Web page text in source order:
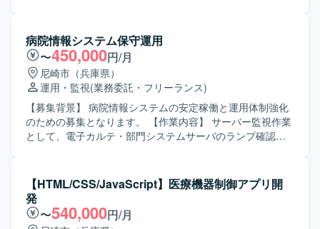
を通じて、顧客折衝やベンダーコントロールのスキルもあ
わせて習得・強化していただける環境です。 【開発環境】
スマートフォンアプリおよび関連サーバー処理の運用保守
環境での作業となります。iOS関連ツールやGitHub、Linux
コマンド、SQLiteなどを用いた環境が想定されます。
更新、ベンダーから共有される対象情報および作業計画に
基づく実作業の遂行などを行っていただきます。 【求める
人物像】 インフラ運用保守の現場で主体的かつ丁寧に対応
できる方を求めております。障害発生時にも落ち着いて状
況整理と一次切り分けができ、関係者と円滑にコミュニケ
ーションを取りながら復旧対応を進められる方を歓迎いた
します。 【ポジションの魅力】 バックアップシステム運用
に深く関わりながら、サーバー、ネットワーク、ストレー
て、ドキュメント作成力や調整力も身につけていただけま
す。 【開発環境】 Veeamを用いたバックアップシステムお
よびVMware、Hyper-V等の仮想環境を中心としたインフラ
基盤環境となります。
病院情報システム保守運用
〜450,000円/月
尼崎市（兵庫県）
運用・監視(業務委託・フリーランス)
【募集背景】 病院情報システムの安定稼働と運用体制強化
のための募集となります。 【作業内容】 サーバー監視作業
として、電子カルテ・部門システムサーバのランプ確認、
範囲確認、ベンダー調整を実施いたします。 病院情報シス
テムおよび関連機器の操作・不具合に関する問い合わせ対
応や、各種要望に関する手続き案内を行います。 ハード対
応として、機器故障時の確認・修理依頼、簡易修理、予備
【HTML/CSS/JavaScript】医療機器制御アプリ開
発
〜540,000円/月